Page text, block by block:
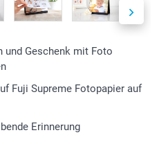
und Geschenk mit Foto
Fuji Supreme Fotopapier auf
Erinnerung